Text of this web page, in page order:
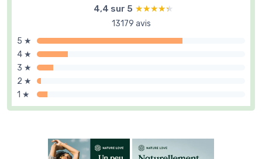
4,4 sur 5 ★★★★★
★★★★★
13179 avis
5 ★
4 ★
3 ★
2 ★
1 ★